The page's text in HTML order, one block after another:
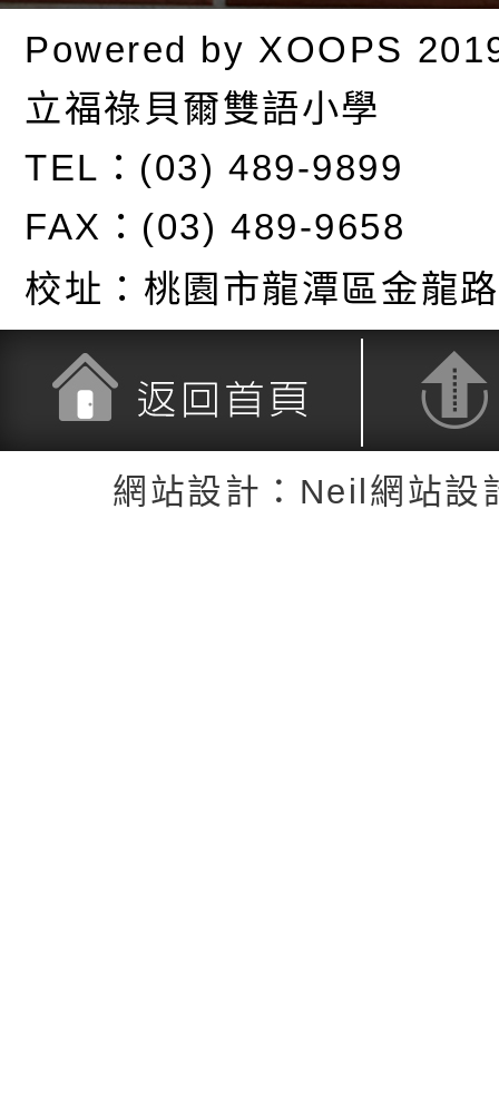
Powered by XOOPS
立福祿貝爾雙語小學
TEL：(03) 489-9899
FAX：(03) 489-9658
校址： 桃園市龍潭區金龍
返回首頁 返回頂端
網站設計：Neil網站設